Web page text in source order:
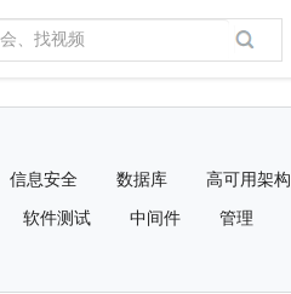
信息安全 数据库 高可用架构
软件测试 中间件 管理